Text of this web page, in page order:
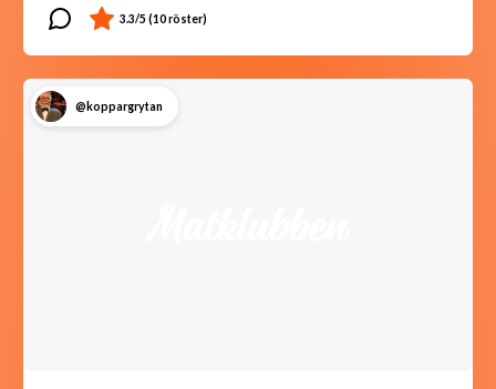
@koppargrytan